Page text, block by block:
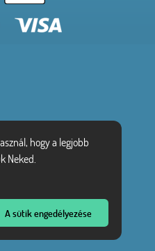
hogy a legjobb
Neked.
A sütik engedélyezése